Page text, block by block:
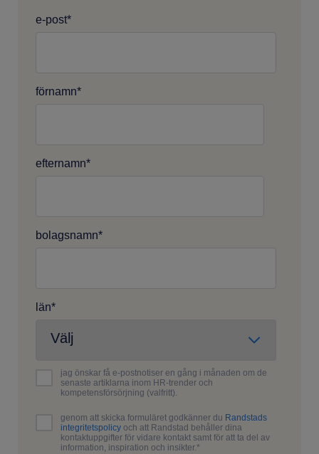
e-post*
förnamn*
efternamn*
bolagsnamn*
län*
jag önskar få e-postnotiser en gång i månaden om de
senaste artiklarna inom HR-trender och
kompetensförsörjning (valfritt).
genom att skicka formuläret godkänner du Randstads
integritetspolicy och att Randstad behåller dina
kontaktuppgifter för vidare kontakt samt för att ta del av
information, inspiration och insikter.*